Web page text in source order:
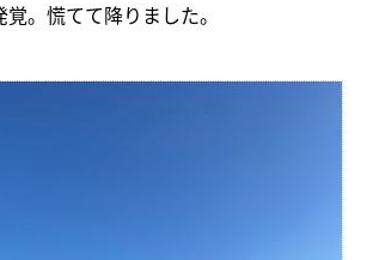
。慌てて降りました。